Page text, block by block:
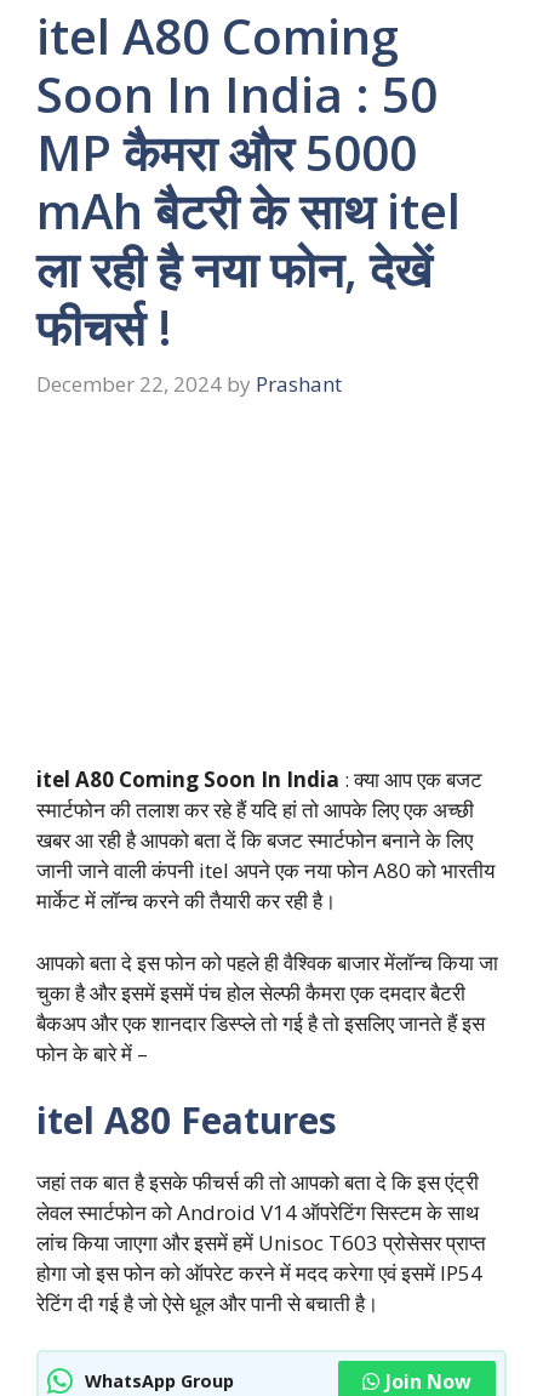
itel A80 Coming
Soon In India : 50
MP कैमरा और 5000
mAh बैटरी के साथ itel
ला रही है नया फोन, देखें
फीचर्स !
December 22, 2024 by Prashant
itel A80 Coming Soon In India : क्या आप एक बजट
स्मार्टफोन की तलाश कर रहे हैं यदि हां तो आपके लिए एक अच्छी
खबर आ रही है आपको बता दें कि बजट स्मार्टफोन बनाने के लिए
जानी जाने वाली कंपनी itel अपने एक नया फोन A80 को भारतीय
मार्केट में लॉन्च करने की तैयारी कर रही है।
आपको बता दे इस फोन को पहले ही वैश्विक बाजार मेंलॉन्च किया जा
चुका है और इसमें इसमें पंच होल सेल्फी कैमरा एक दमदार बैटरी
बैकअप और एक शानदार डिस्प्ले तो गई है तो इसलिए जानते हैं इस
फोन के बारे में –
itel A80 Features
जहां तक बात है इसके फीचर्स की तो आपको बता दे कि इस एंट्री
लेवल स्मार्टफोन को Android V14 ऑपरेटिंग सिस्टम के साथ
लांच किया जाएगा और इसमें हमें Unisoc T603 प्रोसेसर प्राप्त
होगा जो इस फोन को ऑपरेट करने में मदद करेगा एवं इसमें IP54
रेटिंग दी गई है जो ऐसे धूल और पानी से बचाती है।
WhatsApp Group Join Now